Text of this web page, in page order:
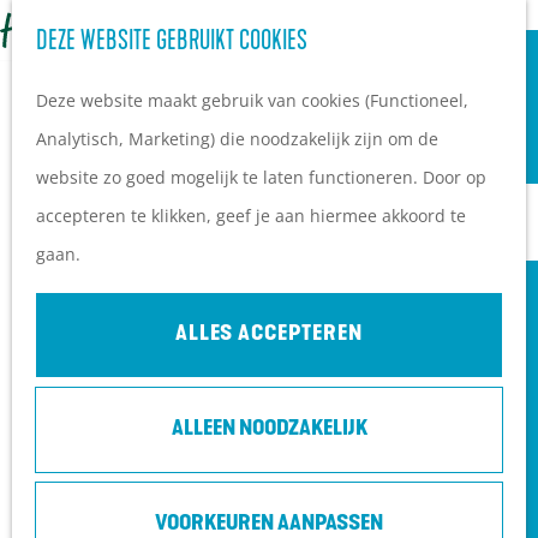
DEZE WEBSITE GEBRUIKT COOKIES
Deze website maakt gebruik van cookies (Functioneel,
Analytisch, Marketing) die noodzakelijk zijn om de
website zo goed mogelijk te laten functioneren. Door op
accepteren te klikken, geef je aan hiermee akkoord te
gaan.
ALLES ACCEPTEREN
ALLEEN NOODZAKELIJK
VOORKEUREN AANPASSEN
G
o
e
Z
e
k
e
n
e
n
u
Vakantieparken
Hotels
B&B's
bezoekers
Arrangementen en acties
Blogs over de Heuvelrug
Praktische informatie
Hoe kom ik op de
WELKOM IN HET SYMBIOCEEN